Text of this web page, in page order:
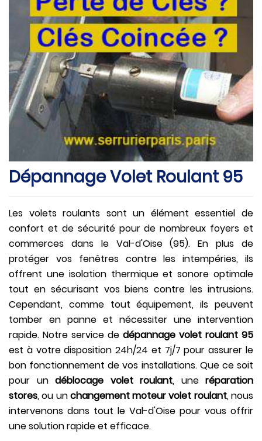
Dépannage Volet Roulant 95
Les volets roulants sont un élément essentiel de
confort et de sécurité pour de nombreux foyers et
commerces dans le Val-d'Oise (95). En plus de
protéger vos fenêtres contre les intempéries, ils
offrent une isolation thermique et sonore optimale
tout en sécurisant vos biens contre les intrusions.
Cependant, comme tout équipement, ils peuvent
tomber en panne et nécessiter une intervention
rapide. Notre service de dépannage volet roulant 95
est à votre disposition 24h/24 et 7j/7 pour assurer le
bon fonctionnement de vos installations. Que ce soit
pour un déblocage volet roulant, une réparation
stores, ou unchangement moteur volet roulant, nous
intervenons dans tout le Val-d'Oise pour vous offrir
une solution rapide et efficace.